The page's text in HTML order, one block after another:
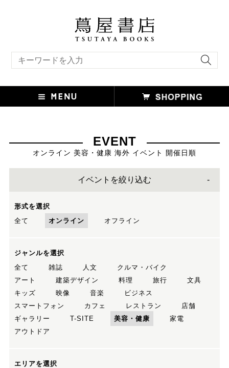
EVENT
オンライン 美容・健康 海外 イベント 開催日順
イベントを絞り込む
形式を選択
全て
オンライン オフライン
ジャンルを選択
全て
雑誌 人文
クルマ・バイク
アート
建築デザイン 料理 旅行
文具
キッズ
映像 音楽
ビジネス
スマートフォン
カフェ レストラン
店舗
ギャラリー
T-SITE 美容・健康
家電
アウトドア
エリアを選択